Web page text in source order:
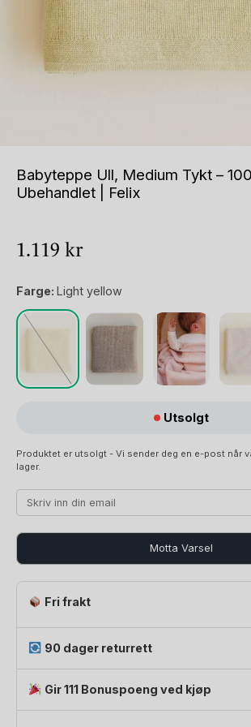
Babyteppe Ull, Medium Tykt –
Ubehandlet | Felix
1.119 kr
Farge: Light yellow
Utsolgt
Produktet er utsolgt - Vi sender deg en e-post når
lager.
Motta Varsel
Fri frakt
90 dager returrett
Gir 111 Bonuspoeng ved kjøp